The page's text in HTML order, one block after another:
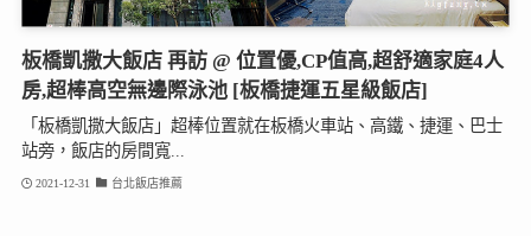
板橋凱撒大飯店 再訪 @ 位置優,CP值高,超舒適家庭4人
房,超棒高空無邊際泳池 [板橋捷運五星級飯店]
「板橋凱撒大飯店」超棒位置就在板橋火車站、高鐵、捷運、巴士
站旁，飯店的房間寬...
2021-12-31 台北飯店推薦